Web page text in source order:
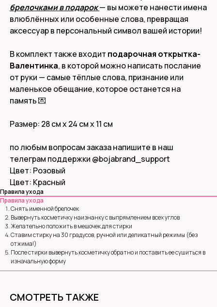
брелочками в подарок— вы можете нанести имена
влюблённых или особенные слова, превращая
аксессуар в персональный символ вашей истории!
В комплект также входит подарочная открытка-
Валентинка, в которой можно написать послание
от руки — самые тёплые слова, признание или
маленькое обещание, которое останется на
память 💌
Размер: 28 см x 24 см x 11 см
по любым вопросам заказа напишите в наш
телеграм поддержки @bojabrand_support
Цвет: Розовый
Цвет: Красный
Правила ухода
Правила ухода
Снять именной брелочек
Вывернуть косметичку наизнанку с выпрямлением всех углов
Желательно положить в мешочек для стирки
Ставим стирку на 30 градусов, ручной или деликатный режимы (без
отжима!)
После стирки вывернуть косметичку обратно и поставить ее сушиться в
изначальную форму
СМОТРЕТЬ ТАКЖЕ
© 2021-2026 О. С. ОТРАШКЕВИЧ